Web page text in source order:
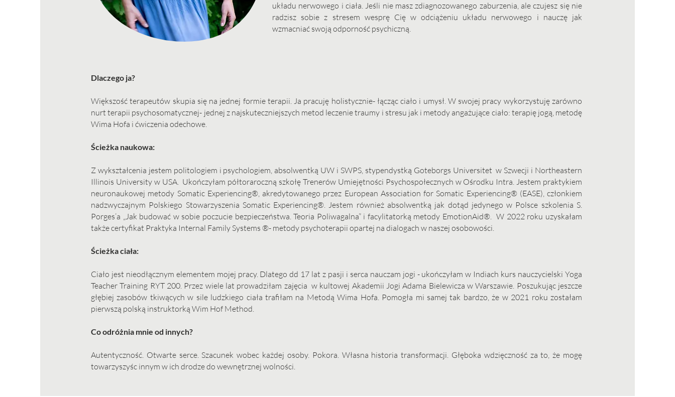
układu nerwowego i ciała. Jeśli nie masz zdiagnozowanego zaburzenia, ale czujesz się nie
radzisz sobie z stresem wesprę Cię w odciążeniu układu nerwowego i nauczę jak
wzmacniać swoją odporność psychiczną.
Dlaczego ja?
Większość terapeutów skupia się na jednej formie terapii. Ja pracuję holistycznie- łącząc ciało i umysł. W swojej pracy wykorzystuję zarówno
nurt terapii psychosomatycznej- jednej z najskuteczniejszych metod leczenie traumy i stresu jak i metody angażujące ciało: terapię jogą, metodę
Wima Hofa i ćwiczenia odechowe.
Ścieżka naukowa:
Z wykształcenia jestem politologiem i psychologiem, absolwentką UW i SWPS, stypendystką Goteborgs Universitet w Szwecji i Northeastern
Illinois University w USA. Ukończyłam półtoraroczną szkołę Trenerów Umiejętności Psychospołecznych w Ośrodku Intra. Jestem praktykiem
neuronaukowej metody Somatic Experiencing®, akredytowanego przez European Association for Somatic Experiencing® (EASE), członkiem
nadzwyczajnym Polskiego Stowarzyszenia Somatic Experiencing®. Jestem również absolwentką jak dotąd jedynego w Polsce szkolenia S.
Porges’a „Jak budować w sobie poczucie bezpieczeństwa. Teoria Poliwagalna” i facylitatorką metody EmotionAid®. W 2022 roku uzyskałam
także certyfikat Praktyka Internal Family Systems ®- metody psychoterapii opartej na dialogach w naszej osobowości.
Ścieżka ciała:
Ciało jest nieodłącznym elementem mojej pracy. Dlatego dd 17 lat z pasji i serca nauczam jogi - ukończyłam w Indiach kurs nauczycielski Yoga
Teacher Training RYT 200. Przez wiele lat prowadziłam zajęcia w kultowej Akademii Jogi Adama Bielewicza w Warszawie. Poszukując jeszcze
głębiej zasobów tkiwących w sile ludzkiego ciała trafiłam na Metodą Wima Hofa. Pomogła mi samej tak bardzo, że w 2021 roku zostałam
pierwszą polską instruktorką Wim Hof Method.
Co odróżnia mnie od innych?
Autentyczność. Otwarte serce. Szacunek wobec każdej osoby. Pokora. Własna historia transformacji. Głęboka wdzięczność za to, że mogę
towarzyszyśc innym w ich drodze do wewnętrznej wolności.